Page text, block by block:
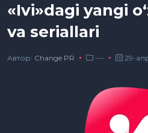
«Ivi»dagi yangi
va seriallari
Автор: Сhange PR --- 29-